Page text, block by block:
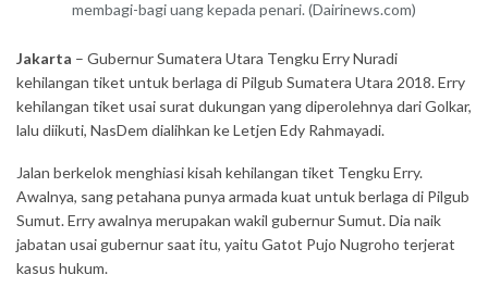
membagi-bagi uang kepada penari. (Dairinews.com)
Jakarta – Gubernur Sumatera Utara Tengku Erry Nuradi
kehilangan tiket untuk berlaga di Pilgub Sumatera Utara 2018. Erry
kehilangan tiket usai surat dukungan yang diperolehnya dari Golkar,
lalu diikuti, NasDem dialihkan ke Letjen Edy Rahmayadi.
Jalan berkelok menghiasi kisah kehilangan tiket Tengku Erry.
Awalnya, sang petahana punya armada kuat untuk berlaga di Pilgub
Sumut. Erry awalnya merupakan wakil gubernur Sumut. Dia naik
jabatan usai gubernur saat itu, yaitu Gatot Pujo Nugroho terjerat
kasus hukum.